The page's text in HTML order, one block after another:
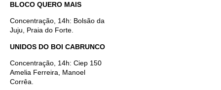
BLOCO QUERO MAIS
Concentração, 14h: Bolsão da
Juju, Praia do Forte.
UNIDOS DO BOI CABRUNCO
Concentração, 14h: Ciep 150
Amelia Ferreira, Manoel
Corrêa.